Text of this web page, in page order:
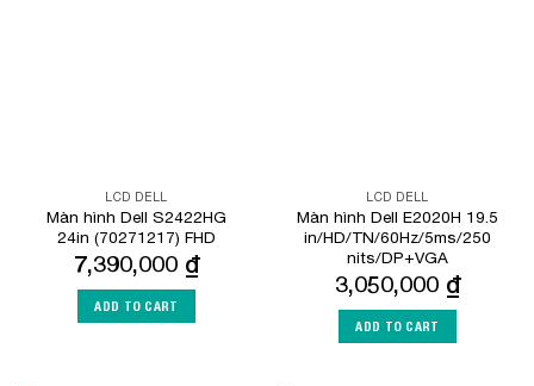
LCD DELL
Màn hình Dell S2422HG
24in (70271217) FHD
7,390,000 ₫
ADD TO CART
LCD DELL
Màn hình Dell E2020H 19.5
in/HD/TN/60Hz/5ms/250
nits/DP+VGA
3,050,000 ₫
ADD TO CART